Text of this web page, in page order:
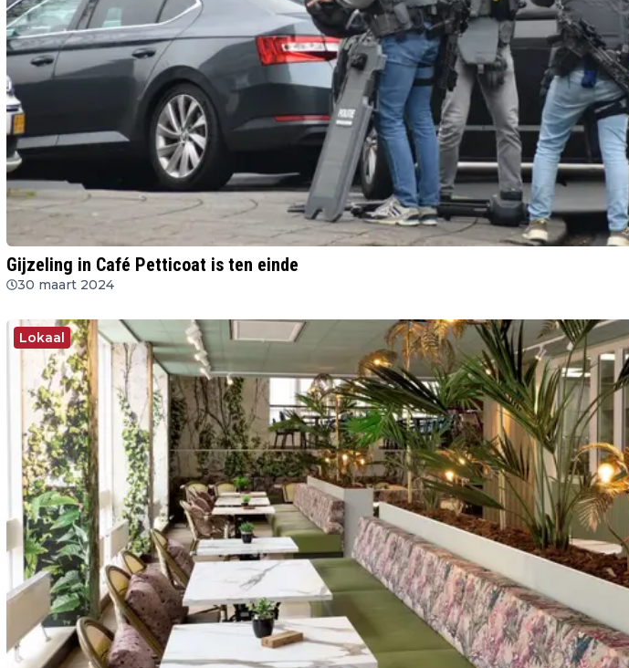
Gijzeling in Café Petticoat is ten einde
30 maart 2024
Lokaal